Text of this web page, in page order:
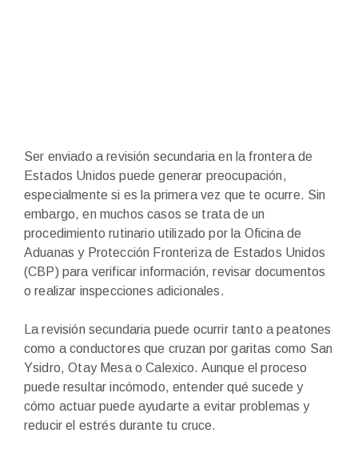
Ser enviado a revisión secundaria en la frontera de
Estados Unidos puede generar preocupación,
especialmente si es la primera vez que te ocurre. Sin
embargo, en muchos casos se trata de un
procedimiento rutinario utilizado por la Oficina de
Aduanas y Protección Fronteriza de Estados Unidos
(CBP) para verificar información, revisar documentos
o realizar inspecciones adicionales.
La revisión secundaria puede ocurrir tanto a peatones
como a conductores que cruzan por garitas como San
Ysidro, Otay Mesa o Calexico. Aunque el proceso
puede resultar incómodo, entender qué sucede y
cómo actuar puede ayudarte a evitar problemas y
reducir el estrés durante tu cruce.